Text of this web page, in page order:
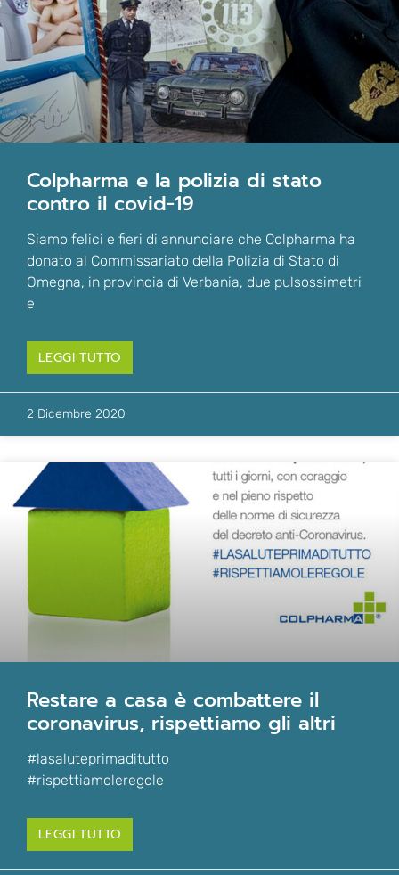
colpharma e la polizia di stato
contro il covid-19
Siamo felici e fieri di annunciare che Colpharma ha
donato al Commissariato della Polizia di Stato di
Omegna, in provincia di Verbania, due pulsossimetri
e
LEGGI TUTTO
2 Dicembre 2020
restare a casa è combattere il
coronavirus, rispettiamo gli altri
#lasaluteprimaditutto
#rispettiamoleregole
LEGGI TUTTO